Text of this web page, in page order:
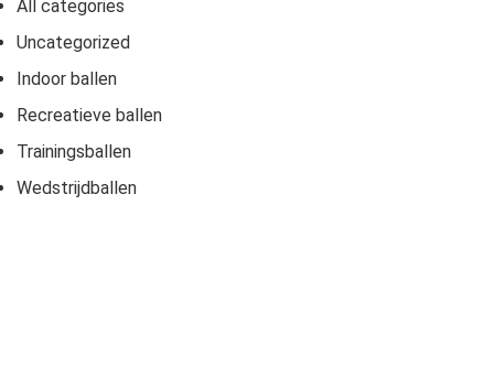
All categories
Uncategorized
Indoor ballen
Recreatieve ballen
Trainingsballen
Wedstrijdballen